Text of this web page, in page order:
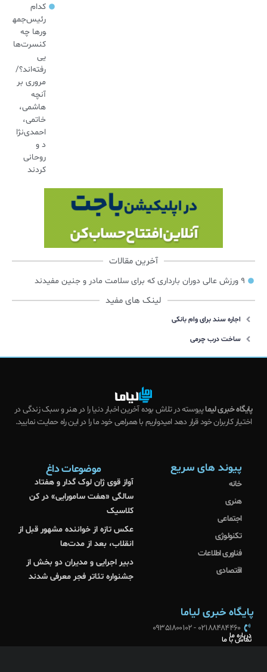
کدام
رئیس‌جمه
ورها چه
کنسرت‌ها
یی
رفته‌اند؟/
مروری بر
آنچه
هاشمی،
خاتمی،
احمدی‌نژا
د و
روحانی
کردند
آخرین مقالات
۹ ورزش عالی دوران بارداری که برای سلامت مادر و جنین مفیدند
لینک های مفید
اجاره سند برای وام بانکی
ساخت درب چرمی
پایگاه خبری لیماپیوسته در تلاش بوده آخرین اخبار دنیا را در هنر و سبک زندگی در
اختیار کاربران خود قرار دهد امیدواریم با همراهی خود ما را در این راه حمایت نمایید.
پیوند های سریع
خانه
هنری
اجتماعی
تکنولوژی
فناوری اطلاعات
اقتصادی
موضوعات داغ
آواز قوی ژان لوک گدار و هفتاد
سالگی «هفت سامورایی» در کن
کلاسیک
عکس تازه از خواننده مشهور قبل از
انقلاب، بعد از مدت‌ها
دبیر اجرایی و مدیران دو بخش از
جشنواره‌ تئاتر فجر معرفی شدند
پایگاه خبری لیاما
02188484460 - 09351800102
درباره ما
تماس با ما